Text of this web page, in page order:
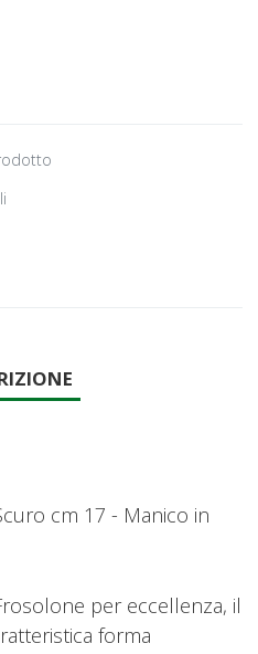
cm 17 - Manico in
per eccellenza, il
forma